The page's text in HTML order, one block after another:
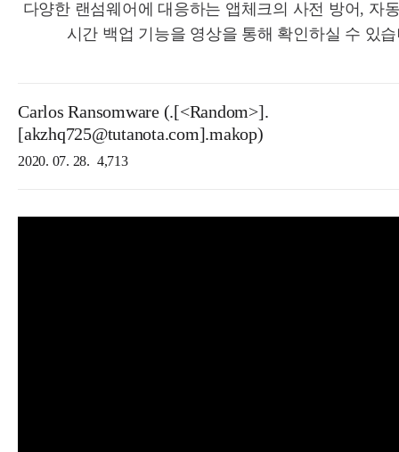
다양한 랜섬웨어에 대응하는 앱체크의 사전 방어, 자
시간 백업 기능을 영상을 통해 확인하실 수 있
Carlos Ransomware (.[<Random>].
[akzhq725@tutanota.com].makop)
2020. 07. 28. 4,713